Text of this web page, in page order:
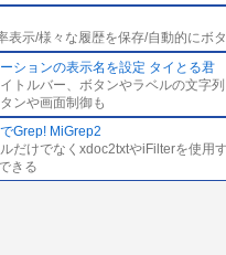
表示/様々な履歴を保存/自動的にボ
ションの表示名を設定 タイとる君
トルバー、ボタンやラベルの文字
ンや画面制御も
Grep! MiGrep2
だけでなくxdoc2txtやiFilterを使用
きる